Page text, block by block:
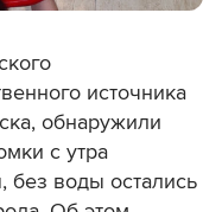
источника
обнаружили
с утра
без воды остались